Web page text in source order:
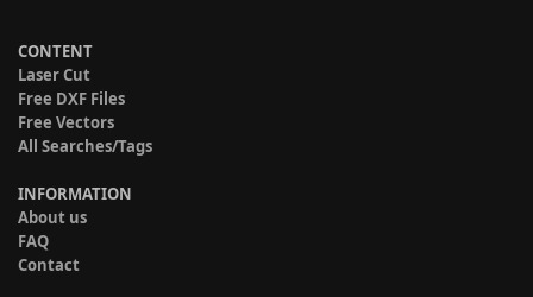
CONTENT
Laser Cut
Free DXF Files
Free Vectors
All Searches/Tags
INFORMATION
About us
FAQ
Contact